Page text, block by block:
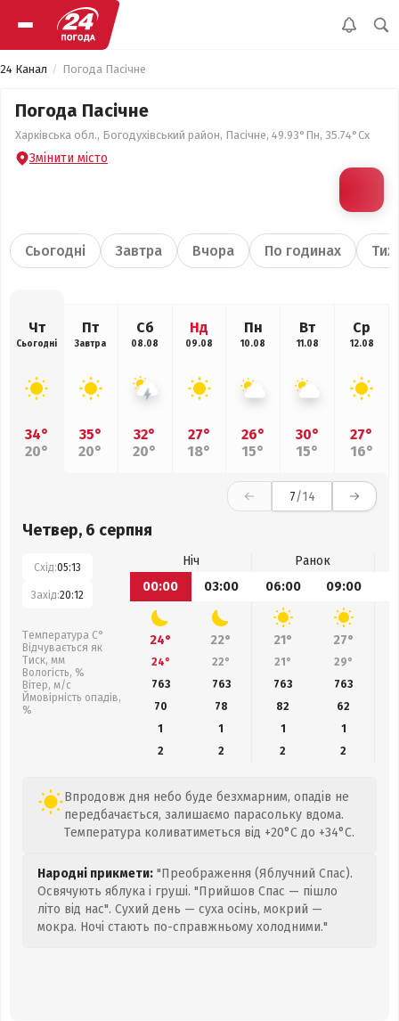
24 Канал Погода Пасічне
Погода Пасічне
Харківська обл., Богодухівський район, Пасічне, 49.93°Пн, 35.74°Сх
Змінити місто
Сьогодні Завтра Вчора По годинах
Чт
Сьогодні
34°
20°
Пт
Завтра
35°
20°
Сб
08.08
32°
20°
Нд
09.08
27°
18°
Пн
10.08
26°
15°
Вт
11.08
30°
15°
Ср
12.08
27°
16°
7/14
Четвер, 6 серпня
Схід:05:13
Захід:20:12
Температура С°
Відчувається як
Тиск, мм
Вологість, %
Вітер, м/с
Ймовірність опадів,
%
Ніч
Ранок
00:00
03:00 06:00 09:00
24° 22° 21° 27°
24° 22° 21° 29°
763
763 763 763
70
78 82 62
1
1 1
1
2
2 2 2
Впродовж дня небо буде безхмарним, опадів не
передбачається, залишаємо парасольку вдома.
Температура коливатиметься від +20°C до +34°C.
Народні прикмети: "Преображення (Яблучний Спас).
Освячують яблука і груші. "Прийшов Спас — пішло
літо від нас". Сухий день — суха осінь, мокрий —
мокра. Ночі стають по-справжньому холодними."